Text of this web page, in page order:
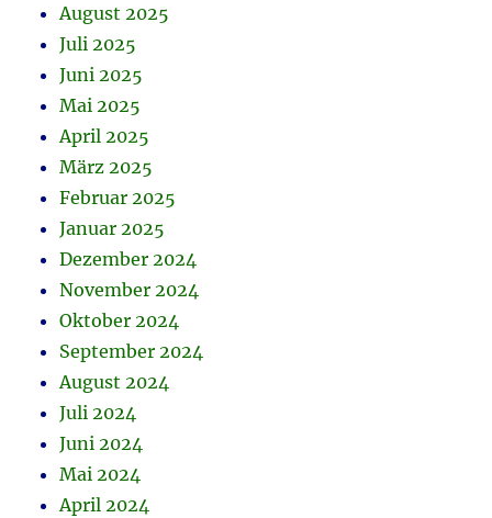
August 2025
Juli 2025
Juni 2025
Mai 2025
April 2025
März 2025
Februar 2025
Januar 2025
Dezember 2024
November 2024
Oktober 2024
September 2024
August 2024
Juli 2024
Juni 2024
Mai 2024
April 2024